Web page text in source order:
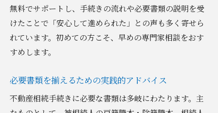
無料でサポートし、手続きの流れや必要書類の説明を受
けたことで「安心して進められた」との声も多く寄せら
れています。初めての方こそ、早めの専門家相談をおす
すめします。
必要書類を揃えるための実践的アドバイス
不動産相続手続きに必要な書類は多岐にわたります。主